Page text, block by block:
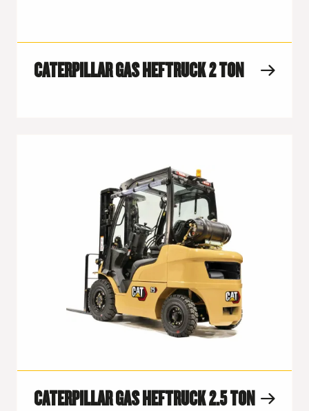
CATERPILLAR GAS HEFTRUCK 2 TON
CATERPILLAR GAS HEFTRUCK 2.5 TON